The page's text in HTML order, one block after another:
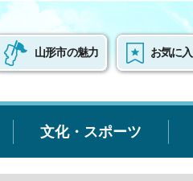
山形市の魅力 お気に
文化・スポーツ